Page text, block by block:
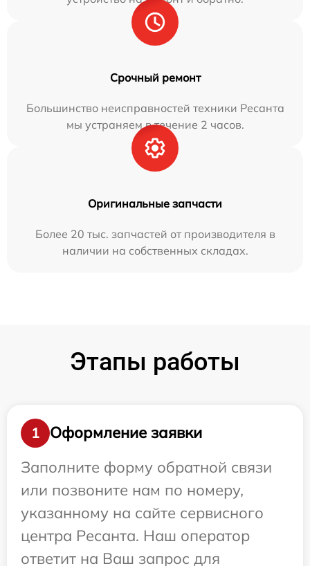
Срочный ремонт
Большинство неисправностей техники Ресанта
мы устраняем в течение 2 часов.
Оригинальные запчасти
Более 20 тыс. запчастей от производителя в
наличии на собственных складах.
Этапы работы
1
Оформление заявки
Заполните форму обратной связи
или позвоните нам по номеру,
указанному на сайте сервисного
центра Ресанта. Наш оператор
ответит на Ваш запрос для